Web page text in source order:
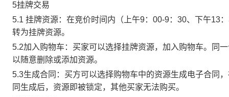
5挂牌交易
5.1 挂牌资源：在竞价时间内（上午9：00-9：30、下午13
转为挂牌资源。
5.2加入购物车：买家可以选择挂牌资源，加入购物车。同
以随意删除或添加资源。
5.3生成合同：买方可以选择购物车中的资源生成电子合同
同生成后，资源即被锁定，其他买家无法购买。